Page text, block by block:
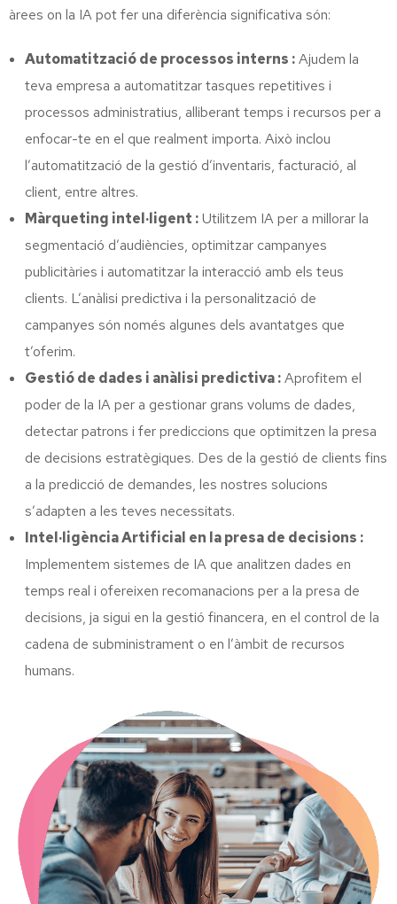
àrees on la IA pot fer una diferència significativa són:
Automatització de processos interns :Ajudem la
teva empresa a automatitzar tasques repetitives i
processos administratius, alliberant temps i recursos per a
enfocar-te en el que realment importa. Això inclou
l’automatització de la gestió d’inventaris, facturació, al
client, entre altres.
Màrqueting intel·ligent :Utilitzem IA per a millorar la
segmentació d’audiències, optimitzar campanyes
publicitàries i automatitzar la interacció amb els teus
clients. L’anàlisi predictiva i la personalització de
campanyes són només algunes dels avantatges que
t’oferim.
Gestió de dades i anàlisi predictiva :Aprofitem el
poder de la IA per a gestionar grans volums de dades,
detectar patrons i fer prediccions que optimitzen la presa
de decisions estratègiques. Des de la gestió de clients fins
a la predicció de demandes, les nostres solucions
s’adapten a les teves necessitats.
Intel·ligència Artificial en la presa de decisions :
Implementem sistemes de IA que analitzen dades en
temps real i ofereixen recomanacions per a la presa de
decisions, ja sigui en la gestió financera, en el control de la
cadena de subministrament o en l’àmbit de recursos
humans.